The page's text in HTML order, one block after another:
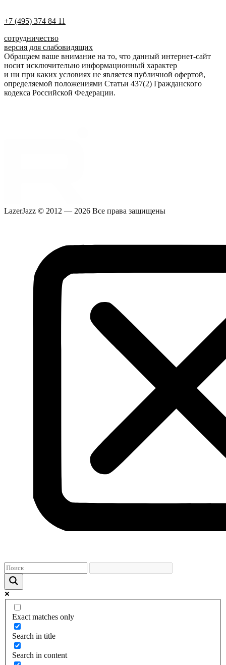
+7 (495) 374 84 11
сотрудничество
версия для слабовидящих
Обращаем ваше внимание на то, что данный интернет-сайт
носит исключительно информационный характер
и ни при каких условиях не является публичной офертой,
определяемой положениями Статьи 437(2) Гражданского
кодекса Российской Федерации.
LazerJazz © 2012 — 2026 Все права защищены
Exact matches only
Search in title
Search in content